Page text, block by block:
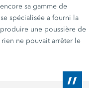
sa gamme de
spécialisée a fourni la
une poussière de
ne pouvait arrêter le